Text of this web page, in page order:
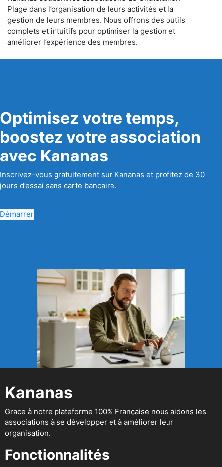
Plage dans l’organisation de leurs activités et la
gestion de leurs membres. Nous offrons des outils
complets et intuitifs pour optimiser la gestion et
améliorer l’expérience des membres.
Optimisez votre temps,
boostez votre association
avec Kananas
Inscrivez-vous gratuitement sur Kananas et profitez de 30
jours d’essai sans carte bancaire.
Démarrer
Kananas
Grace à notre plateforme 100% Française nous aidons les
associations à se développer et à améliorer leur
organisation.
Fonctionnalités